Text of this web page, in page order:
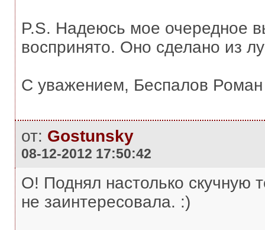
P.S. Надеюсь мое очередное
воспринято. Оно сделано из
С уважением, Беспалов Роман
от: Gostunsky
08-12-2012 17:50:42
О! Поднял настолько скучную
не заинтересовала. :)